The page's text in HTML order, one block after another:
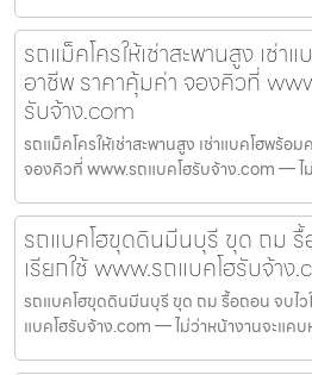
รถแม็คโครให้เช่าสะพานสูง เช่
อาชีพ ราคาคุ้มค่า จองคิวที่
รับจ้าง.com
รถแม็คโครให้เช่าสะพานสูง เช่าแบคโฮพร้
จองคิวที่ www.รถแบคโฮรับจ้าง.com — ไ
รถแบคโฮขุดดินมีนบุรี ขุด ถม รื้
เรียกใช้ www.รถแบคโฮรับจ้าง
รถแบคโฮขุดดินมีนบุรี ขุด ถม รื้อถอน จบไว
แบคโฮรับจ้าง.com — ไม่ว่าหน้างานจะแคบ